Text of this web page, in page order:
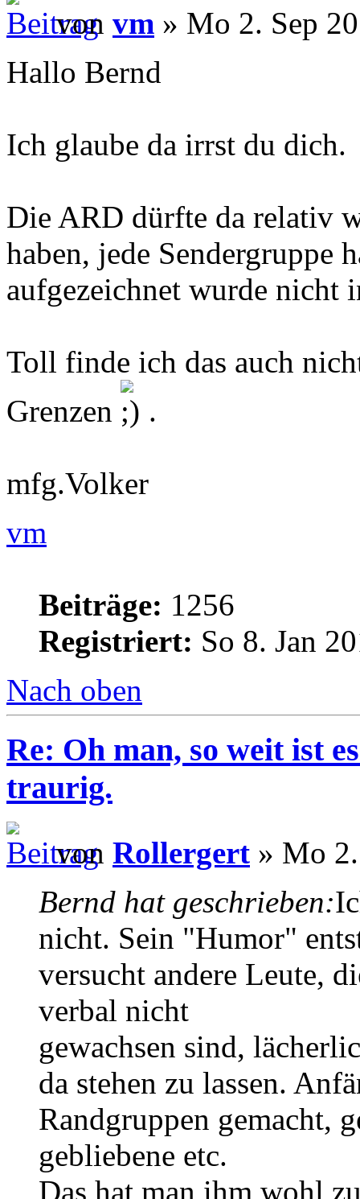
von vm » Mo 2. Sep
Hallo Bernd
Ich glaube da irrst du dich.
Die ARD dürfte da relativ
haben, jede Sendergruppe
aufgezeichnet wurde nicht
Toll finde ich das auch
Grenzen
.
mfg.Volker
vm
Beiträge: 1256
Registriert: So 8. Jan
Nach oben
Re: Oh man, so weit ist
traurig.
von Rollergert » Mo
Bernd hat geschrieben:
nicht. Sein "Humor"
versucht andere Leute,
verbal nicht
gewachsen sind,
da stehen zu lassen.
Randgruppen gemacht,
gebliebene etc.
Das hat man ihm wohl